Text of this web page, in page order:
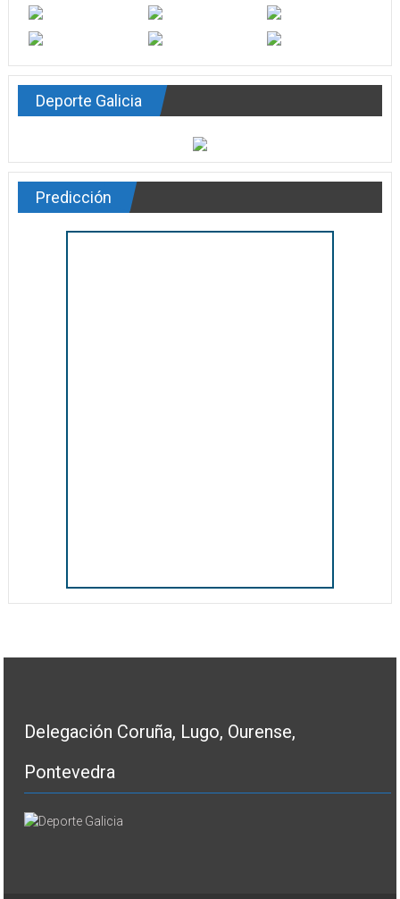
Deporte Galicia
Predicción
Delegación Coruña, Lugo, Ourense,
Pontevedra